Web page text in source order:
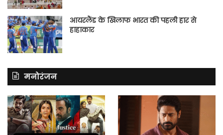
आयरलैंड के खिलाफ भारत की पहली हार से
हाहाकार
मनोरंजन